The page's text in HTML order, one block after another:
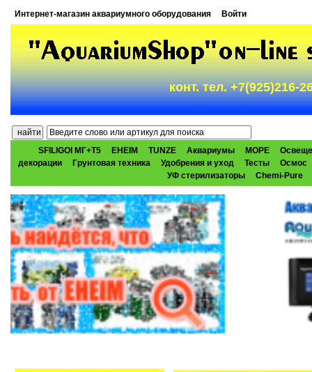
Интернет-магазин аквариумного оборудования Войти
конт. тел. +7(925)216-
SFILIGOI МГ+Т5 EHEIM TUNZE Аквариумы МОРЕ
декорации
Грунтовая техника Удобрения и уход Тесты
Осмос
УФ стерилизаторы
Chemi-Pure